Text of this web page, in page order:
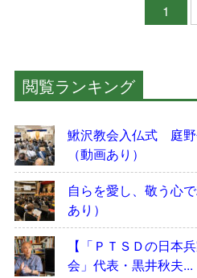
1
閲覧ランキング
鰍沢教会入仏式 庭
（動画あり）
自らを愛し、敬う心
あり）
【「ＰＴＳＤの日本
会」代表・黒井秋夫...